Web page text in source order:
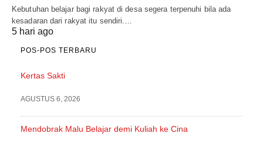
Kebutuhan belajar bagi rakyat di desa segera terpenuhi bila ada
kesadaran dari rakyat itu sendiri.…
5 hari ago
POS-POS TERBARU
Kertas Sakti
AGUSTUS 6, 2026
Mendobrak Malu Belajar demi Kuliah ke Cina